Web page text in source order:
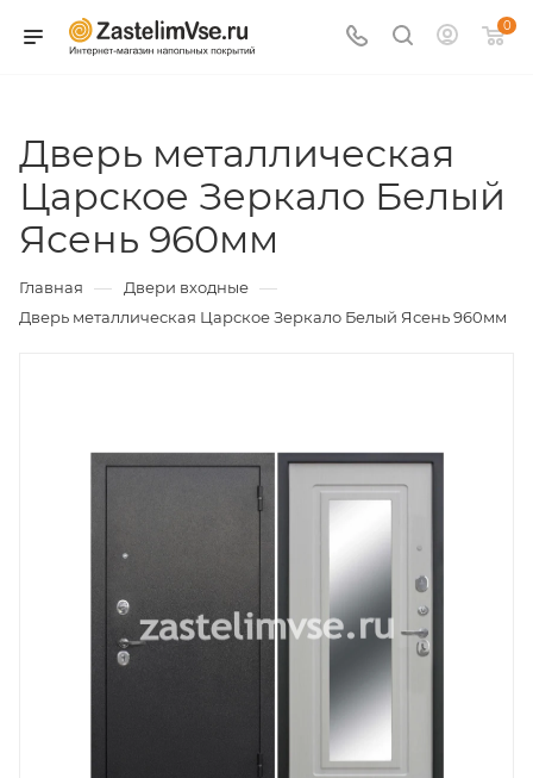
0
Дверь металлическая
Царское Зеркало Белый
Ясень 960мм
Главная — Двери входные —
Дверь металлическая Царское Зеркало Белый Ясень 960мм